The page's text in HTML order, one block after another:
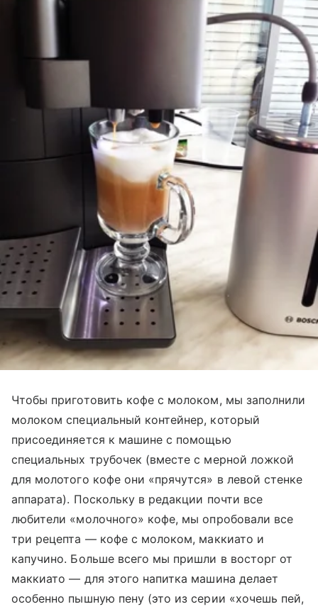
Чтобы приготовить кофе с молоком, мы заполнили
молоком специальный контейнер, который
присоединяется к машине с помощью
специальных трубочек (вместе с мерной ложкой
для молотого кофе они «прячутся» в левой стенке
аппарата). Поскольку в редакции почти все
любители «молочного» кофе, мы опробовали все
три рецепта — кофе с молоком, маккиато и
капучино. Больше всего мы пришли в восторг от
маккиато — для этого напитка машина делает
особенно пышную пену (это из серии «хочешь пей,